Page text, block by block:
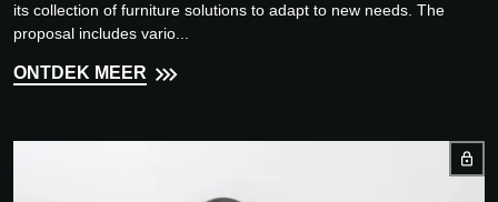
its collection of furniture solutions to adapt to new needs. The
proposal includes vario...
ONTDEK MEER